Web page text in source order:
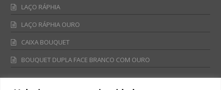
LAÇO RÁPHIA
LAÇO RÁPHIA OURO
CAIXA BOUQUET
BOUQUET DUPLA FACE BRANCO COM OURO